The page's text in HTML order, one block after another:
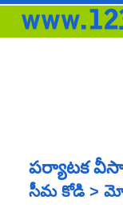
పర్యాటక
సీమ కోడి >